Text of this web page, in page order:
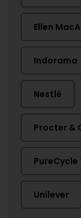
Ellen
Indorama
Nestlé
Procter &
Unilever